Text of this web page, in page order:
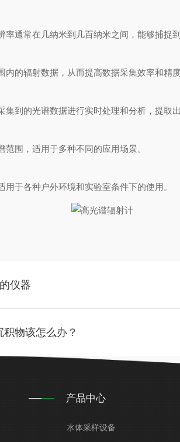
常在几纳米到几百纳米之间，能够捕捉到
的辐射数据，从而提高数据采集效率和精度
的光谱数据进行实时处理和分析，提取出
围，适用于多种不同的应用场景。
于各种户外环境和实验室条件下的使用。
仪器
物该怎么办？
产品中心
水体采样设备